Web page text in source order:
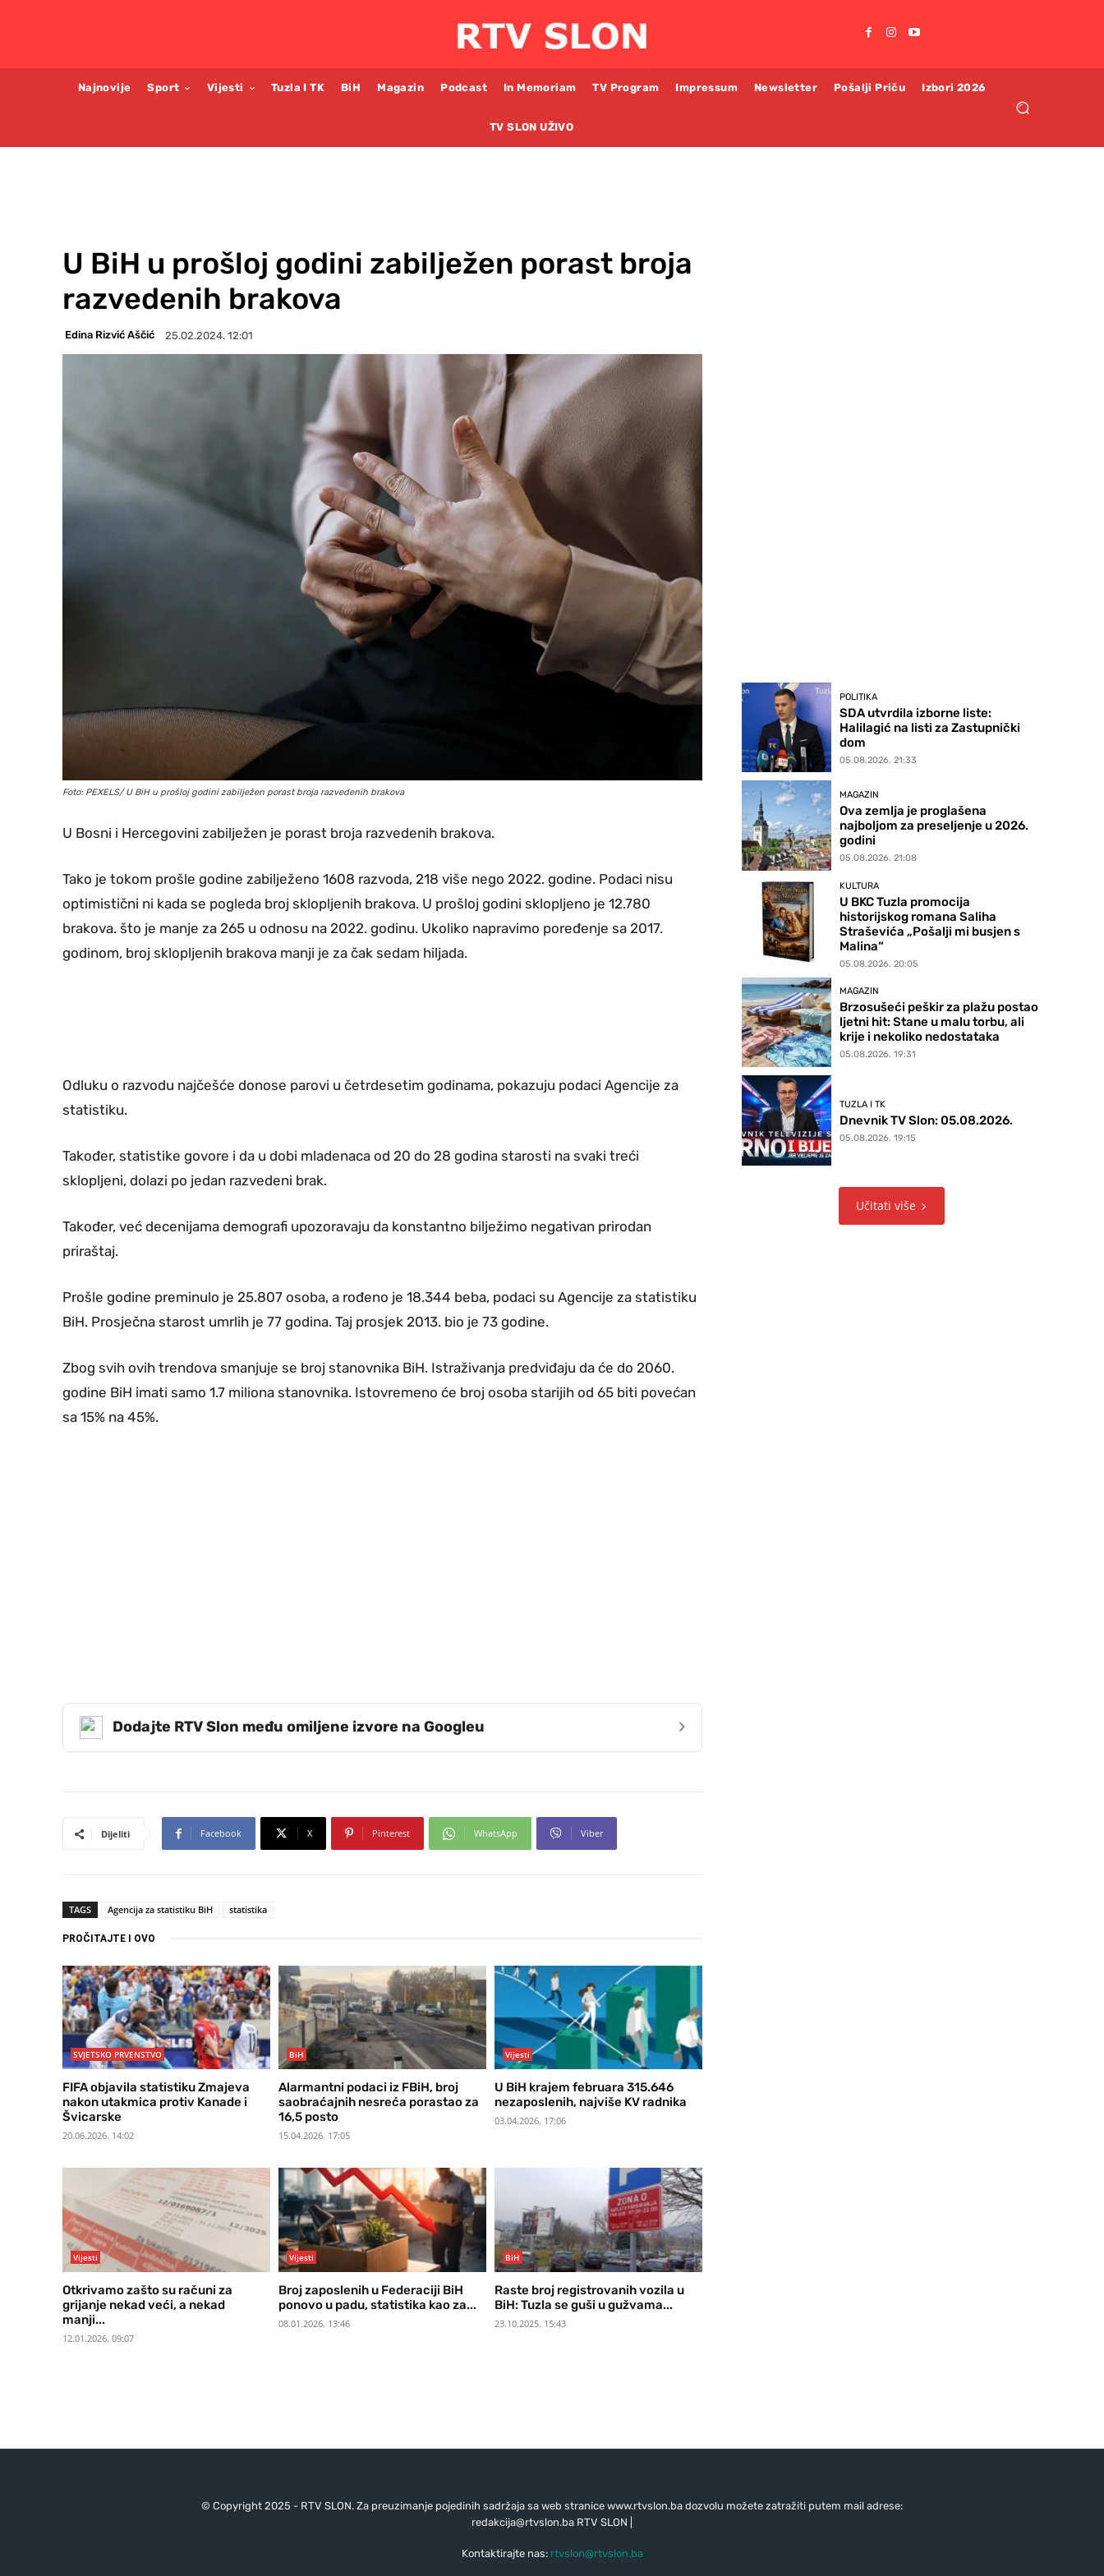
Najnovije Sport Vijesti Tuzla I TK BiH Magazin Podcast In Memoriam TV Program Impressum Newsletter Pošalji Priču Izbori 2026
TV SLON UŽIVO
U BiH u prošloj godini zabilježen porast broja
razvedenih brakova
Edina Rizvić Aščić 25.02.2024. 12:01
Foto: PEXELS/ U BiH u prošloj godini zabilježen porast broja razvedenih brakova
U Bosni i Hercegovini zabilježen je porast broja razvedenih brakova.
Tako je tokom prošle godine zabilježeno 1608 razvoda, 218 više nego 2022. godine. Podaci nisu
optimistični ni kada se pogleda broj sklopljenih brakova. U prošloj godini sklopljeno je 12.780
brakova. što je manje za 265 u odnosu na 2022. godinu. Ukoliko napravimo poređenje sa 2017.
godinom, broj sklopljenih brakova manji je za čak sedam hiljada.
Odluku o razvodu najčešće donose parovi u četrdesetim godinama, pokazuju podaci Agencije za
statistiku.
Također, statistike govore i da u dobi mladenaca od 20 do 28 godina starosti na svaki treći
sklopljeni, dolazi po jedan razvedeni brak.
Također, već decenijama demografi upozoravaju da konstantno bilježimo negativan prirodan
priraštaj.
Prošle godine preminulo je 25.807 osoba, a rođeno je 18.344 beba, podaci su Agencije za statistiku
BiH. Prosječna starost umrlih je 77 godina. Taj prosjek 2013. bio je 73 godine.
Zbog svih ovih trendova smanjuje se broj stanovnika BiH. Istraživanja predviđaju da će do 2060.
godine BiH imati samo 1.7 miliona stanovnika. Istovremeno će broj osoba starijih od 65 biti povećan
sa 15% na 45%.
Dodajte RTV Slon među omiljene izvore na Googleu ›
Dijeliti Facebook X Pinterest WhatsApp Viber
TAGS Agencija za statistiku BiH statistika
PROČITAJTE I OVO
SVJETSKO PRVENSTVO
FIFA objavila statistiku Zmajeva
nakon utakmica protiv Kanade i
Švicarske
20.06.2026. 14:02
BiH
Alarmantni podaci iz FBiH, broj
saobraćajnih nesreća porastao za
16,5 posto
15.04.2026. 17:05
Vijesti
U BiH krajem februara 315.646
nezaposlenih, najviše KV radnika
03.04.2026. 17:06
Vijesti
Otkrivamo zašto su računi za
grijanje nekad veći, a nekad
manji...
12.01.2026. 09:07
Vijesti
Broj zaposlenih u Federaciji BiH
ponovo u padu, statistika kao za...
08.01.2026. 13:46
BiH
Raste broj registrovanih vozila u
BiH: Tuzla se guši u gužvama...
23.10.2025. 15:43
POLITIKA
SDA utvrdila izborne liste:
Halilagić na listi za Zastupnički
dom
05.08.2026. 21:33
MAGAZIN
Ova zemlja je proglašena
najboljom za preseljenje u 2026.
godini
05.08.2026. 21:08
KULTURA
U BKC Tuzla promocija
historijskog romana Saliha
Straševića „Pošalji mi busjen s
Malina“
05.08.2026. 20:05
MAGAZIN
Brzosušeći peškir za plažu postao
ljetni hit: Stane u malu torbu, ali
krije i nekoliko nedostataka
05.08.2026. 19:31
TUZLA I TK
Dnevnik TV Slon: 05.08.2026.
05.08.2026. 19:15
Učitati više
© Copyright 2025 - RTV SLON. Za preuzimanje pojedinih sadržaja sa web stranice www.rtvslon.ba dozvolu možete zatražiti putem mail adrese:
redakcija@rtvslon.baRTV SLON |
Kontaktirajte nas: rtvslon@rtvslon.ba